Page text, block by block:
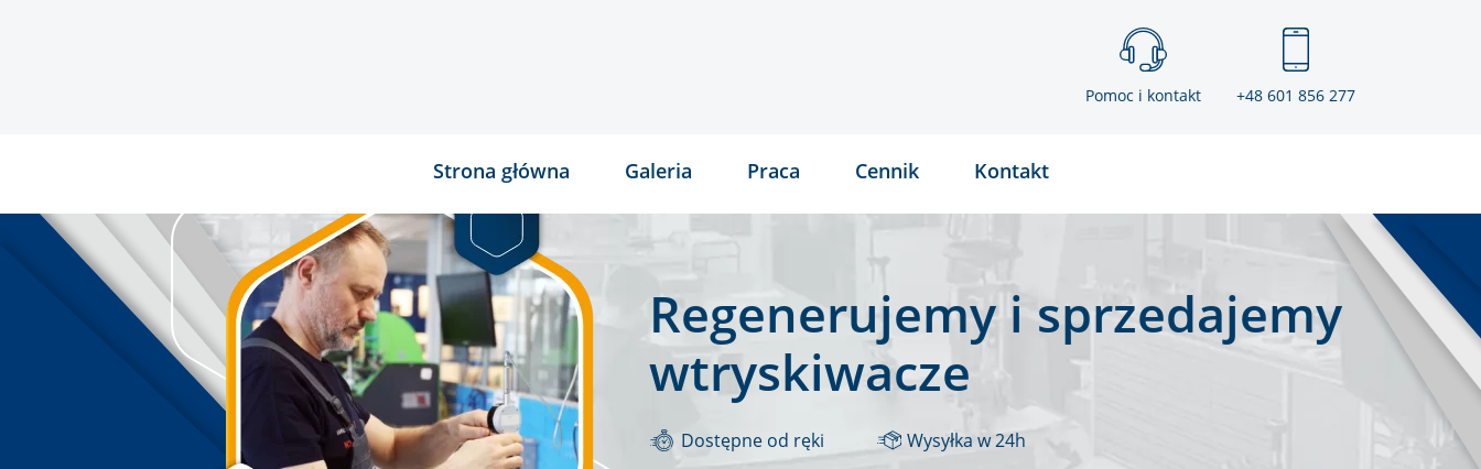
Pomoc i kontakt +48 601 856 277
Strona główna Galeria Praca Cennik Kontakt
Regenerujemy i sprzedajemy
wtryskiwacze
Dostępne od ręki Wysyłka w 24h